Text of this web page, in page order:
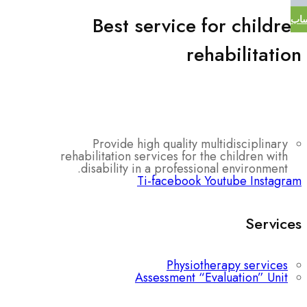
Best service for children
rehabilitation
Provide high quality multidisciplinary
rehabilitation services for the children with
disability in a professional environment.
Ti-facebookYoutube Instagram
Services
Physiotherapy services
Assessment “Evaluation” Unit